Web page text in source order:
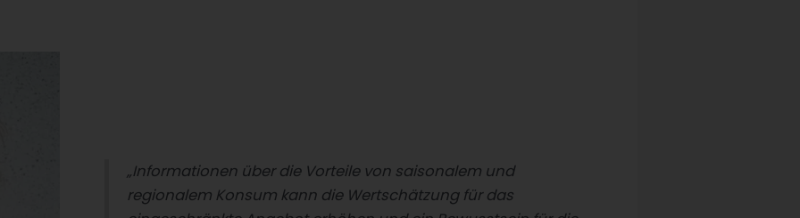
„Informationen über die Vorteile von saisonalem und
regionalem Konsum kann die Wertschätzung für das